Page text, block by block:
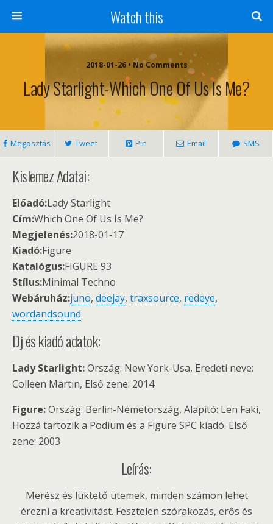
Watch this
2018-01-26 • No Comments
Lady Starlight-Which One Of Us Is Me?
Megosztás Tweet Pin Email SMS
Kislemez Adatai:
Előadó:Lady Starlight
Cím:Which One Of Us Is Me?
Megjelenés:2018-01-17
Kiadó:Figure
Katalógus:FIGURE 93
Stílus:Minimal Techno
Webáruház:juno, deejay, traxsource, redeye,
wordandsound
Dj és kiadó adatok:
Lady Starlight:Ország: New York-Usa, Eredeti neve:
Colleen Martin, Első zene: 2014
Figure:Ország: Berlin-Németország, Alapitó: Len Faki,
Hozzá tartozik a Podium és a Figure SPC kiadó. Első
zene: 2003
Leírás:
Merész és lüktető ütemek, minden számon lehet
érezni a kreativitást. Fesztelen szórakozás, erős és